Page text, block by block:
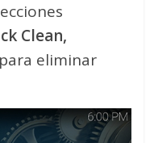
Clean,
para eliminar